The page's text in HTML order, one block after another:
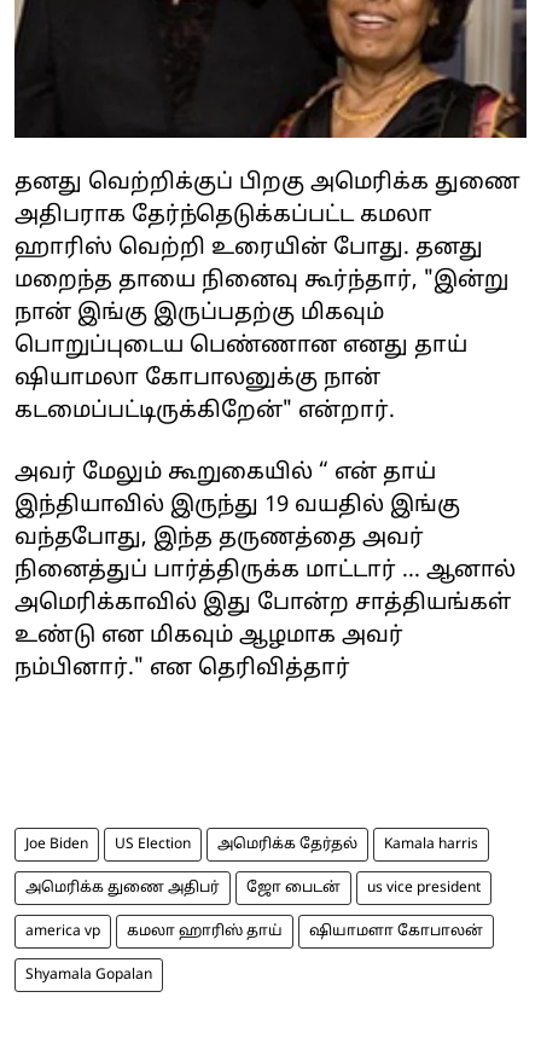
தனது வெற்றிக்குப் பிறகு அமெரிக்க துணை
அதிபராக தேர்ந்தெடுக்கப்பட்ட கமலா
ஹாரிஸ் வெற்றி உரையின் போது. தனது
மறைந்த தாயை நினைவு கூர்ந்தார், "இன்று
நான் இங்கு இருப்பதற்கு மிகவும்
பொறுப்புடைய பெண்ணான எனது தாய்
ஷியாமலா கோபாலனுக்கு நான்
கடமைப்பட்டிருக்கிறேன்" என்றார்.
அவர் மேலும் கூறுகையில் “ என் தாய்
இந்தியாவில் இருந்து 19 வயதில் இங்கு
வந்தபோது, இந்த தருணத்தை அவர்
நினைத்துப் பார்த்திருக்க மாட்டார் ... ஆனால்
அமெரிக்காவில் இது போன்ற சாத்தியங்கள்
உண்டு என மிகவும் ஆழமாக அவர்
நம்பினார்." என தெரிவித்தார்
Joe Biden US Election அமெரிக்க தேர்தல் Kamala harris
அமெரிக்க துணை அதிபர் ஜோ பைடன் us vice president
america vp கமலா ஹாரிஸ் தாய் ஷியாமளா கோபாலன்
Shyamala Gopalan